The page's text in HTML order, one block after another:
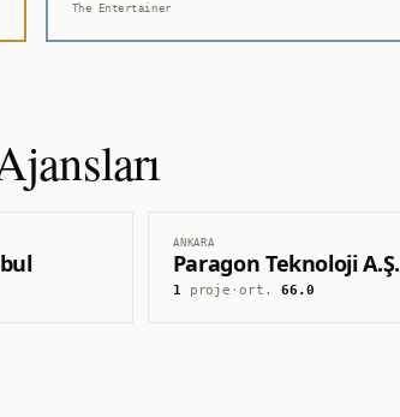
The Entertainer
ANKARA
Paragon Teknoloji A.Ş.
1proje ·ort. 66.0